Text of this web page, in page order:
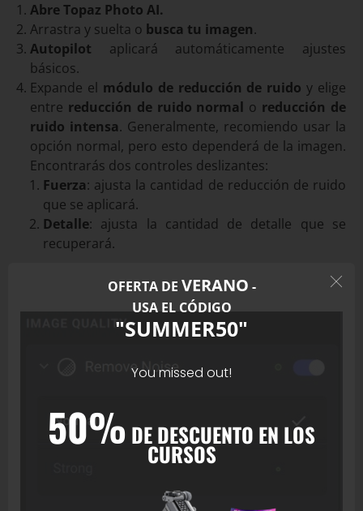
Abre Topaz Photo AI.
Arrastra y suelta o busca tu imagen.
Autopilot aplicará automáticamente ajustes
básicos.
Expande el módulo de reducción de ruido y elige
entre reducción de ruido normal o reducción de
ruido intensa. Generalmente, recomiendo usar la
opción normal, pero esto dependerá de la imagen.
Encontrarás dos controles deslizantes:
Fuerza: ajusta la cantidad de reducción de ruido
que se aplicará.
Detalle: ajusta la cantidad de detalle que se
recuperará.
OFERTA DE VERANO -
USA EL CÓDIGO
"SUMMER50"
You missed out!
50% DE DESCUENTO EN LOS
CURSOS